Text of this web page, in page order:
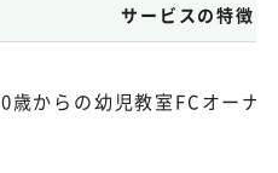
サービスの特徴
0歳からの幼児教室FCオーナ